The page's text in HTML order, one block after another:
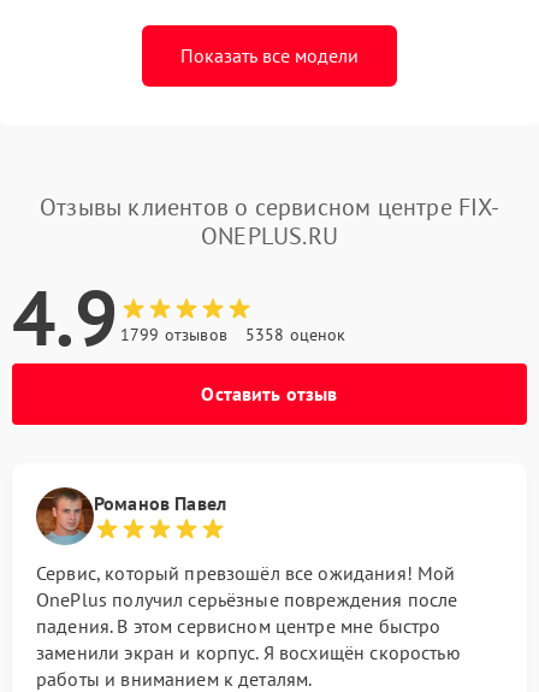
Показать все модели
Отзывы клиентов о сервисном центре FIX-
ONEPLUS.RU
4.9 1799 отзывов 5358 оценок
Оставить отзыв
Романов Павел
Сервис, который превзошёл все ожидания! Мой
OnePlus получил серьёзные повреждения после
падения. В этом сервисном центре мне быстро
заменили экран и корпус. Я восхищён скоростью
работы и вниманием к деталям.